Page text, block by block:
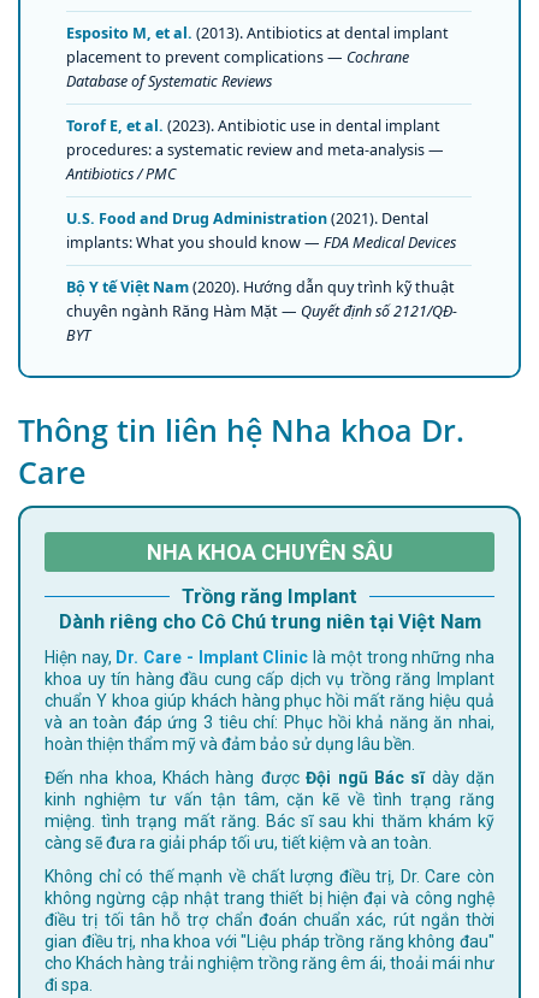
Esposito M, et al. (2013). Antibiotics at dental implant
placement to prevent complications — Cochrane
Database of Systematic Reviews
Torof E, et al. (2023). Antibiotic use in dental implant
procedures: a systematic review and meta-analysis —
Antibiotics / PMC
U.S. Food and Drug Administration(2021). Dental
implants: What you should know — FDA Medical Devices
Bộ Y tế Việt Nam(2020). Hướng dẫn quy trình kỹ thuật
chuyên ngành Răng Hàm Mặt — Quyết định số 2121/QĐ-
BYT
Thông tin liên hệ Nha khoa Dr.
Care
NHA KHOA CHUYÊN SÂU
Trồng răng Implant
Dành riêng cho Cô Chú trung niên tại Việt Nam
Hiện nay, Dr. Care - Implant Clinic là một trong những nha
khoa uy tín hàng đầu cung cấp dịch vụ trồng răng Implant
chuẩn Y khoa giúp khách hàng phục hồi mất răng hiệu quả
và an toàn đáp ứng 3 tiêu chí: Phục hồi khả năng ăn nhai,
hoàn thiện thẩm mỹ và đảm bảo sử dụng lâu bền.
Đến nha khoa, Khách hàng đượcĐội ngũ Bác sĩdày dặn
kinh nghiệm tư vấn tận tâm, cặn kẽ về tình trạng răng
miệng. tình trạng mất răng. Bác sĩ sau khi thăm khám kỹ
càng sẽ đưa ra giải pháp tối ưu, tiết kiệm và an toàn.
Không chỉ có thế mạnh về chất lượng điều trị, Dr. Care còn
không ngừng cập nhật trang thiết bị hiện đại và công nghệ
điều trị tối tân hỗ trợ chẩn đoán chuẩn xác, rút ngắn thời
gian điều trị, nha khoa với "Liệu pháp trồng răng không đau"
cho Khách hàng trải nghiệm trồng răng êm ái, thoải mái như
đi spa.